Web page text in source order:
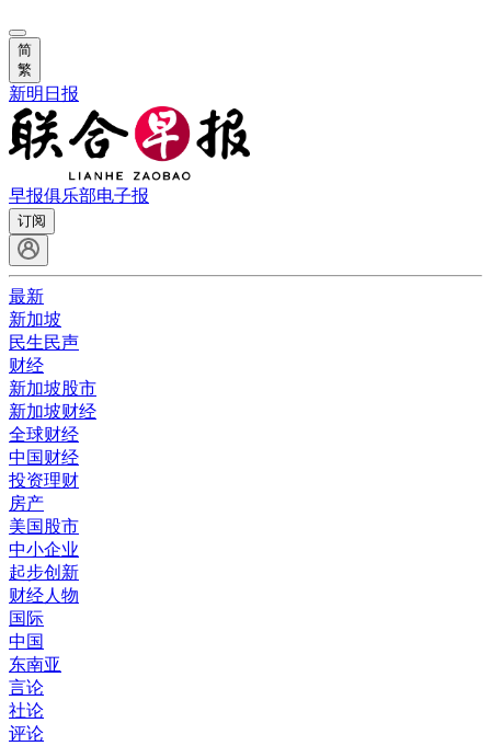
简
繁
新明日报
早报俱乐部电子报
订阅
最新
新加坡
民生民声
财经
新加坡股市
新加坡财经
全球财经
中国财经
投资理财
房产
美国股市
中小企业
起步创新
财经人物
国际
中国
东南亚
言论
社论
评论